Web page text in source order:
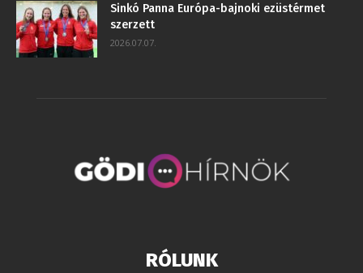
Sinkó Panna Európa-bajnoki ezüstérmet
szerzett
2026.07.07.
RÓLUNK